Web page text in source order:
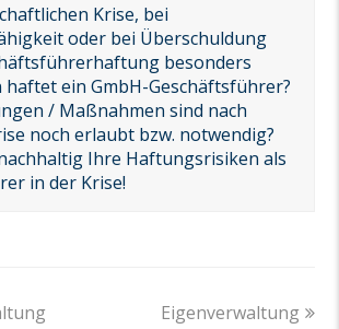
Krise, bei
oder bei Überschuldung
besonders
haftet ein GmbH-Geschäftsführer?
/ Maßnahmen sind nach
noch erlaubt bzw. notwendig?
Ihre Haftungsrisiken als
in der Krise!
next
Eigenverwaltung